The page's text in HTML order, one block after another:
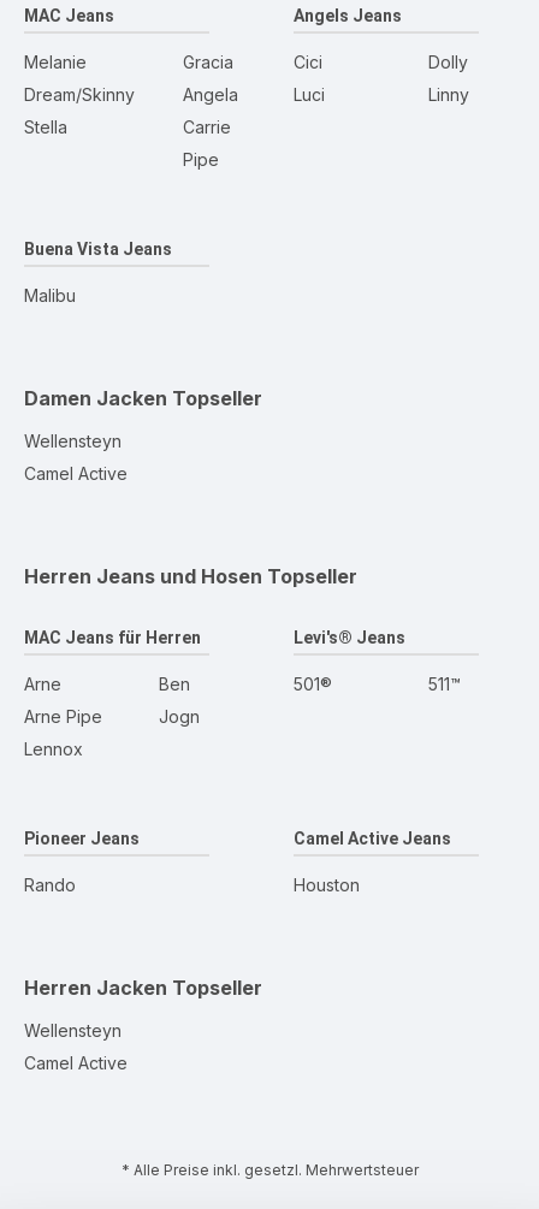
MAC Jeans
Melanie
Dream/Skinny
Stella
Gracia
Angela
Carrie
Pipe
Angels Jeans
Cici
Luci
Dolly
Linny
Buena Vista Jeans
Malibu
Damen Jacken Topseller
Wellensteyn
Camel Active
Herren Jeans und Hosen Topseller
MAC Jeans für Herren
Arne
Arne Pipe
Lennox
Ben
Jogn
Levi's® Jeans
501® 511™
Pioneer Jeans
Rando
Camel Active Jeans
Houston
Herren Jacken Topseller
Wellensteyn
Camel Active
* Alle Preise inkl. gesetzl. Mehrwertsteuer